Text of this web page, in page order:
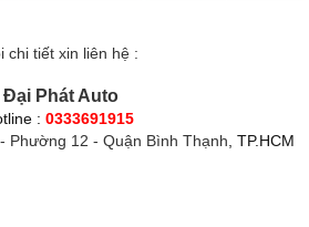
chi tiết xin liên hệ :
Đại Phát Auto
: 0333691915
Phường 12 - Quận Bình Thạnh , TP.HCM